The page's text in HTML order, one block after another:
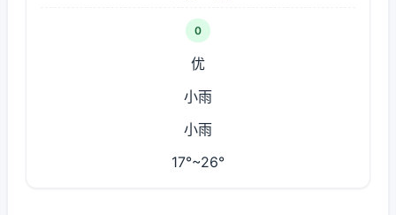
0
优
小雨
小雨
17°~26°